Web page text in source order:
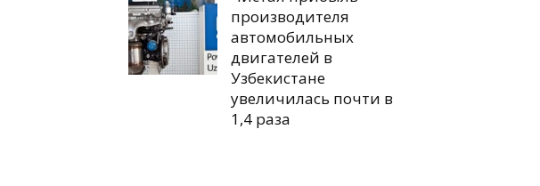
производителя
автомобильных
двигателей в
Узбекистане
увеличилась почти в
1,4 раза